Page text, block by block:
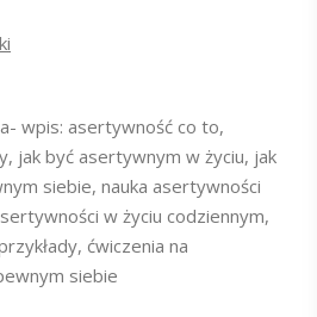
wpis: asertywność co to,
jak być asertywnym w życiu, jak
siebie, nauka asertywności
w życiu codziennym,
ćwiczenia na
siebie